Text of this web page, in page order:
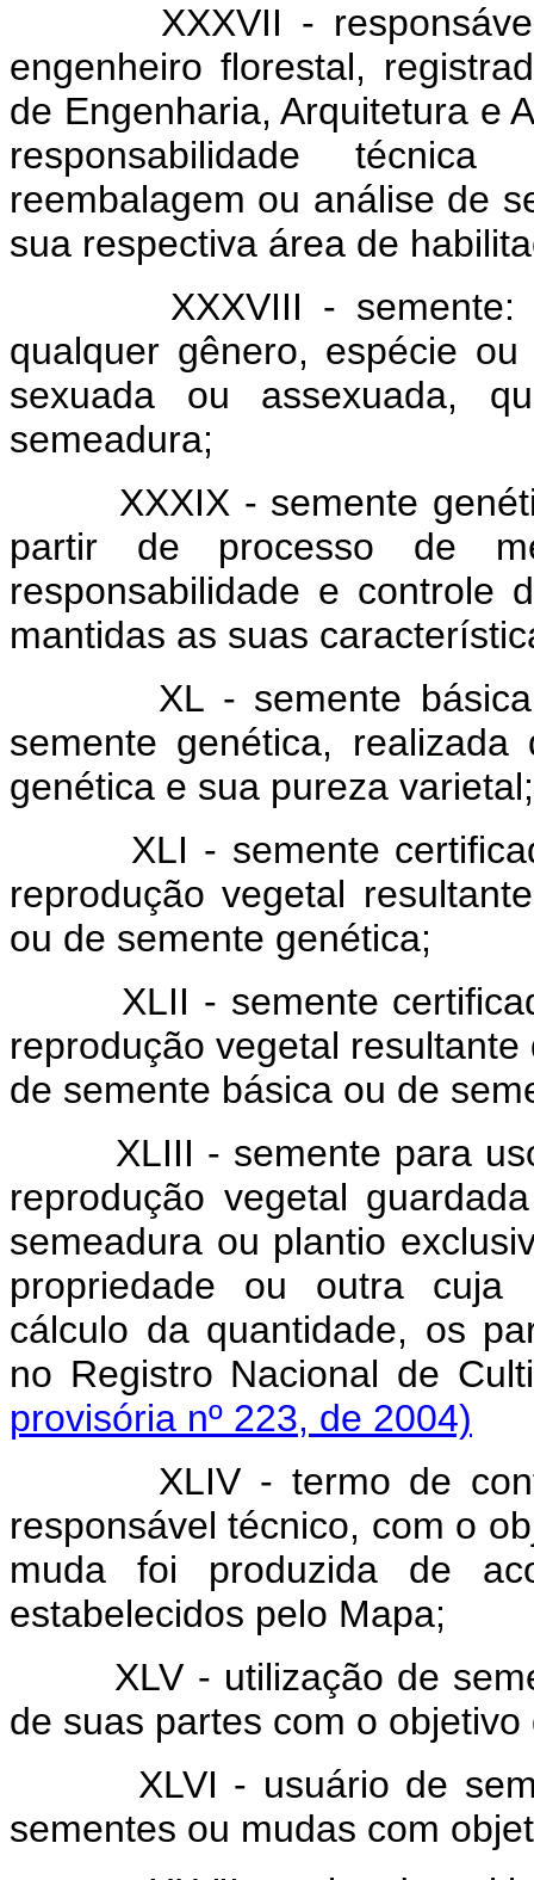
XXXVII - responsável
engenheiro florestal,
de Engenharia, Arquitetura e
responsabilidade técnica
reembalagem ou análise de
sua respectiva área de
XXXVIII - semente:
qualquer gênero, espécie
sexuada ou assexuada,
semeadura;
XXXIX - semente
partir de processo de
responsabilidade e controle
mantidas as suas
XL - semente básica:
semente genética,
genética e sua pureza varietal;
XLI - semente
reprodução vegetal
ou de semente genética;
XLII - semente
reprodução vegetal
de semente básica ou de
XLIII - semente para
reprodução vegetal
semeadura ou plantio
propriedade ou outra cuja
cálculo da quantidade, os
no Registro Nacional
provisória nº 223, de 2004)
XLIV - termo de
responsável técnico, com o
muda foi produzida de
estabelecidos pelo Mapa;
XLV - utilização de
de suas partes com o
XLVI - usuário de
sementes ou mudas com